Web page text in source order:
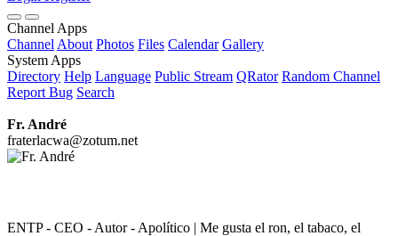
Channel Apps
Channel About Photos Files Calendar Gallery
System Apps
Directory Help Language Public Stream QRator Random Channel
Report Bug Search
Fr. André
fraterlacwa@zotum.net
ENTP - CEO - Autor - Apolítico | Me gusta el ron, el tabaco, el